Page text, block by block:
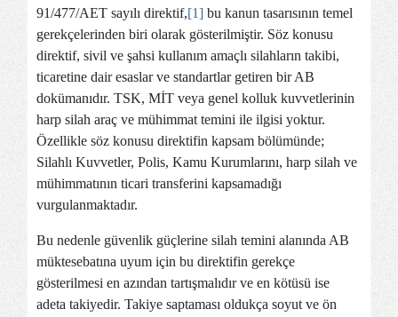
91/477/AET sayılı direktif,[1] bu kanun tasarısının temel
gerekçelerinden biri olarak gösterilmiştir. Söz konusu
direktif, sivil ve şahsi kullanım amaçlı silahların takibi,
ticaretine dair esaslar ve standartlar getiren bir AB
dokümanıdır. TSK, MİT veya genel kolluk kuvvetlerinin
harp silah araç ve mühimmat temini ile ilgisi yoktur.
Özellikle söz konusu direktifin kapsam bölümünde;
Silahlı Kuvvetler, Polis, Kamu Kurumlarını, harp silah ve
mühimmatının ticari transferini kapsamadığı
vurgulanmaktadır.
Bu nedenle güvenlik güçlerine silah temini alanında AB
müktesebatına uyum için bu direktifin gerekçe
gösterilmesi en azından tartışmalıdır ve en kötüsü ise
adeta takiyedir. Takiye saptaması oldukça soyut ve ön